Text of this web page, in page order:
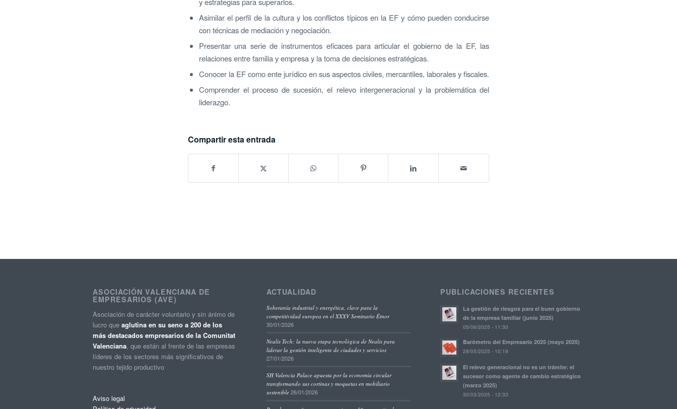
Asimilar el perfil de la cultura y los conflictos típicos en la EF y cómo pueden conducirse
con técnicas de mediación y negociación.
Presentar una serie de instrumentos eficaces para articular el gobierno de la EF, las
relaciones entre familia y empresa y la toma de decisiones estratégicas.
Conocer la EF como ente jurídico en sus aspectos civiles, mercantiles, laborales y fiscales.
Comprender el proceso de sucesión, el relevo intergeneracional y la problemática del
liderazgo.
Compartir esta entrada
ASOCIACIÓN VALENCIANA DE
EMPRESARIOS (AVE)
Asociación de carácter voluntario y sin ánimo de
lucro que aglutina en su seno a 200 de los
más destacados empresarios de la Comunitat
Valenciana, que están al frente de las empresas
líderes de los sectores más significativos de
nuestro tejido productivo
Aviso legal
ACTUALIDAD
Soberanía industrial y energética, clave para la
competitividad europea en el XXXV Seminario Étnor
30/01/2026
Nealis Tech: la nueva etapa tecnológica de Nealis para
liderar la gestión inteligente de ciudades y servicios
27/01/2026
SH Valencia Palace apuesta por la economía circular
transformando sus cortinas y moquetas en mobiliario
sostenible 26/01/2026
PUBLICACIONES RECIENTES
La gestión de riesgos para el buen gobierno
de la empresa familiar (junio 2025)
05/06/2025 - 11:30
Barómetro del Empresario 2025 (mayo 2025)
28/05/2025 - 10:19
El relevo generacional no es un trámite: el
sucesor como agente de cambio estratégico
(marzo 2025)
30/03/2025 - 12:33